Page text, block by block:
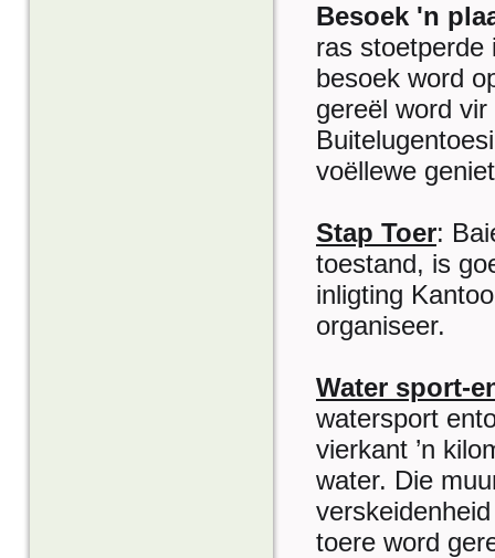
Besoek 'n
ras stoetperde
besoek word
gereël word
voëllewe
Stap Toer:
toestand, is
inligting
organiseer.
Water sport-
watersport
vierkant ’n
water. Die
toere word